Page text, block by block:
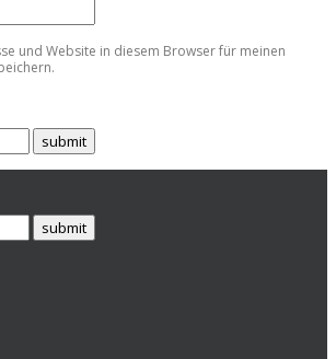
und Website in diesem Browser für meinen